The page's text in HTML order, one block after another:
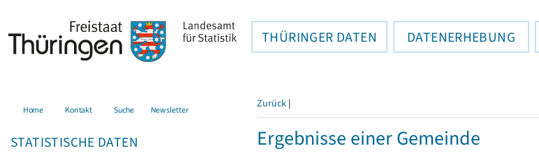
THÜRINGER DATEN DATENERHEBUNG
Home Kontakt Suche Newsletter
STATISTISCHE DATEN
Zurück |
Ergebnisse einer Gemeinde